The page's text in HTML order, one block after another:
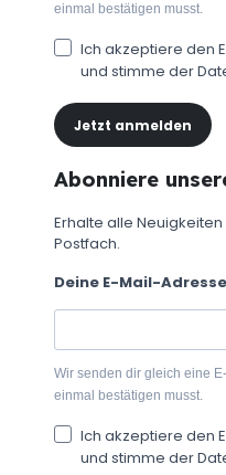
einmal bestätigen musst.
Ich akzeptiere den
und stimme der
Jetzt anmelden
Abonniere
Erhalte alle
Postfach.
Deine E-Mail-Adresse
Wir senden dir gleich eine
einmal bestätigen musst.
Ich akzeptiere den
und stimme der